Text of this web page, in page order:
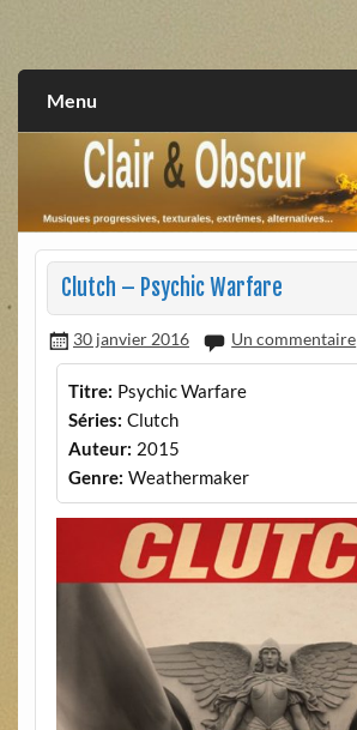
extrêmes, alternatives, texturales
Menu
Clutch – Psychic Warfare
30 janvier 2016 Un commentaire
Titre: Psychic Warfare
Séries: Clutch
Auteur: 2015
Genre: Weathermaker